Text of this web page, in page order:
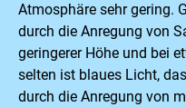
Atmosphäre sehr gering.
durch die Anregung von
geringerer Höhe und bei
selten ist blaues Licht,
durch die Anregung von